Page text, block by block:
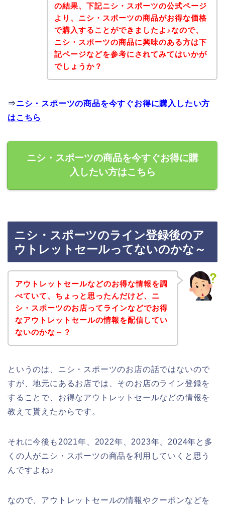
の結果、下記ニシ・スポーツの公式ページ
より、ニシ・スポーツの商品がお得な価格
で購入することができましたよ♪なので、
ニシ・スポーツの商品に興味のある方は下
記ページなどを参考にされてみてはいかが
でしょうか？
⇒ニシ・スポーツの商品を今すぐお得に購入したい方
はこちら
ニシ・スポーツの商品を今すぐお得に購
入したい方はこちら
ニシ・スポーツのライン登録後のア
ウトレットセールってないのかな～
アウトレットセールなどのお得な情報を調
べていて、ちょっと思ったんだけど、ニ
シ・スポーツのお店ってラインなどでお得
なアウトレットセールの情報を配信してい
ないのかな～？
というのは、ニシ・スポーツのお店の話ではないので
すが、地元にあるお店では、そのお店のライン登録を
することで、お得なアウトレットセールなどの情報を
教えて貰えたからです。
それに今後も2021年、2022年、2023年、2024年と多
くの人がニシ・スポーツの商品を利用していくと思う
んですよね♪
なので、アウトレットセールの情報やクーポンなどを